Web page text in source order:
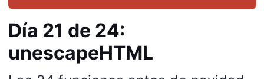
Día 21 de 24:
unescapeHTML